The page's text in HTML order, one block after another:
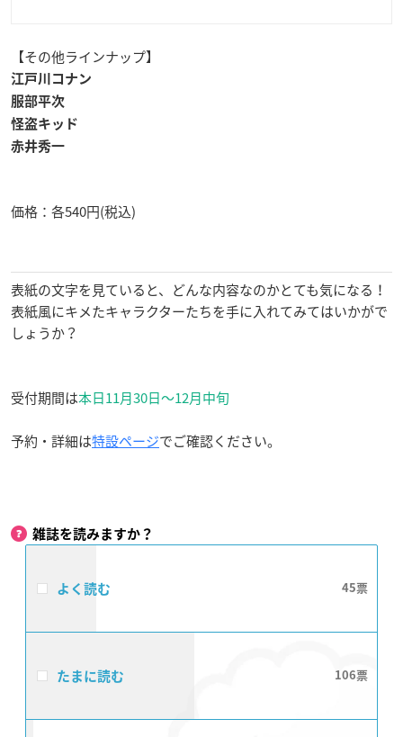
【その他ラインナップ】
江戸川コナン
服部平次
怪盗キッド
赤井秀一
価格：各540円(税込)
表紙の文字を見ていると、どんな内容なのかとても気になる！
表紙風にキメたキャラクターたちを手に入れてみてはいかがで
しょうか？
受付期間は本日11月30日〜12月中旬
予約・詳細は特設ページでご確認ください。
雑誌を読みますか？
よく読む 45
たまに読む 106